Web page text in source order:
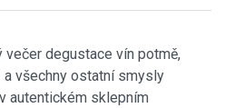
večer degustace vín potmě,
všechny ostatní smysly
autentickém sklepním